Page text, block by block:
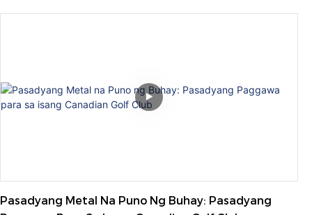
Pasadyang Metal Na Puno Ng Buhay: Pasadyang